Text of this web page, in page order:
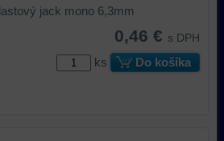
jack mono 6,3mm
0,46 € s DPH
ks Do košíka